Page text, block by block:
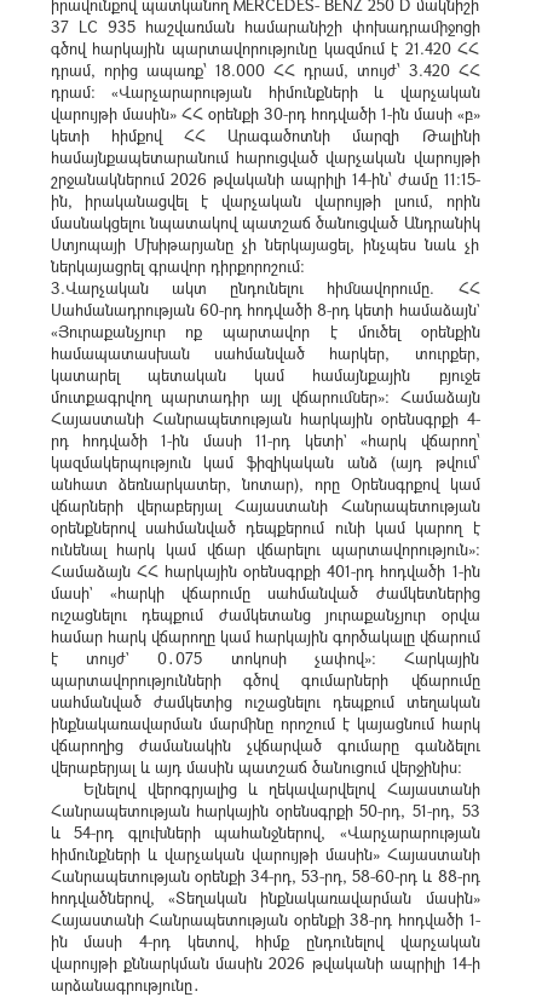
իրավունքով պատկանող MERCEDES- BENZ 250 D մակնիշի
37 LC 935 հաշվառման համարանիշի փոխադրամիջոցի
գծով հարկային պարտավորությունը կազմում է 21.420 ՀՀ
դրամ, որից ապառք՝ 18.000 ՀՀ դրամ, տույժ՝ 3.420 ՀՀ
դրամ: «Վարչարարության հիմունքների և վարչական
վարույթի մասին» ՀՀ օրենքի 30-րդ հոդվածի 1-ին մասի «բ»
կետի հիմքով ՀՀ Արագածոտնի մարզի Թալինի
համայնքապետարանում հարուցված վարչական վարույթի
շրջանակներում 2026 թվականի ապրիլի 14-ին՝ ժամը 11։15-
ին, իրականացվել է վարչական վարույթի լսում, որին
մասնակցելու նպատակով պատշաճ ծանուցված Անդրանիկ
Ստյոպայի Մխիթարյանը չի ներկայացել, ինչպես նաև չի
ներկայացրել գրավոր դիրքորոշում։
3.Վարչական ակտ ընդունելու հիմնավորումը. ՀՀ
Սահմանադրության 60-րդ հոդվածի 8-րդ կետի համաձայն`
«Յուրաքանչյուր ոք պարտավոր է մուծել օրենքին
համապատասխան սահմանված հարկեր, տուրքեր,
կատարել պետական կամ համայնքային բյուջե
մուտքագրվող պարտադիր այլ վճարումներ»: Համաձայն
Հայաստանի Հանրապետության հարկային օրենսգրքի 4-
րդ հոդվածի 1-ին մասի 11-րդ կետի` «հարկ վճարող՝
կազմակերպություն կամ ֆիզիկական անձ (այդ թվում՝
անհատ ձեռնարկատեր, նոտար), որը Օրենսգրքով կամ
վճարների վերաբերյալ Հայաստանի Հանրապետության
օրենքներով սահմանված դեպքերում ունի կամ կարող է
ունենալ հարկ կամ վճար վճարելու պարտավորություն»:
Համաձայն ՀՀ հարկային օրենսգրքի 401-րդ հոդվածի 1-ին
մասի` «հարկի վճարումը սահմանված ժամկետներից
ուշացնելու դեպքում ժամկետանց յուրաքանչյուր օրվա
համար հարկ վճարողը կամ հարկային գործակալը վճարում
է տույժ` 0․075 տոկոսի չափով»: Հարկային
պարտավորությունների գծով գումարների վճարումը
սահմանված ժամկետից ուշացնելու դեպքում տեղական
ինքնակառավարման մարմինը որոշում է կայացնում հարկ
վճարողից ժամանակին չվճարված գումարը գանձելու
վերաբերյալ և այդ մասին պատշաճ ծանուցում վերջինիս:
Ելնելով վերոգրյալից և ղեկավարվելով Հայաստանի
Հանրապետության հարկային օրենսգրքի 50-րդ, 51-րդ, 53
և 54-րդ գլուխների պահանջներով, «Վարչարարության
հիմունքների և վարչական վարույթի մասին» Հայաստանի
Հանրապետության օրենքի 34-րդ, 53-րդ, 58-60-րդ և 88-րդ
հոդվածներով, «Տեղական ինքնակառավարման մասին»
Հայաստանի Հանրապետության օրենքի 38-րդ հոդվածի 1-
ին մասի 4-րդ կետով, հիմք ընդունելով վարչական
վարույթի քննարկման մասին 2026 թվականի ապրիլի 14-ի
արձանագրությունը․